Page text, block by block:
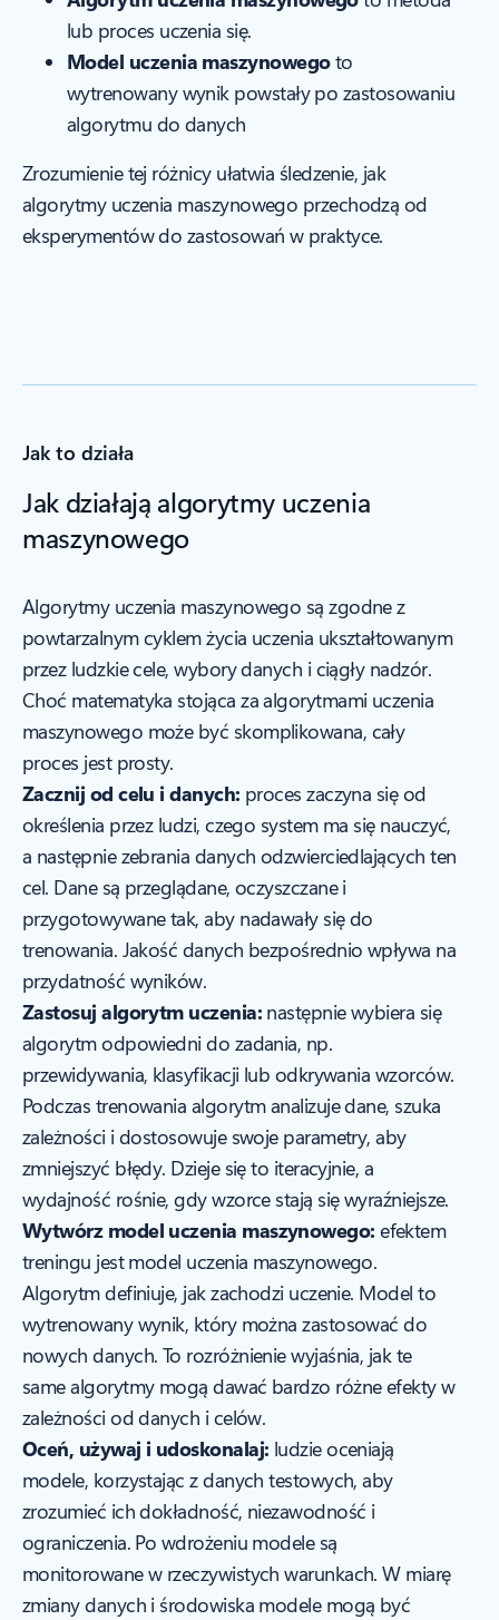
lub proces uczenia się.
Model uczenia maszynowegoto
wytrenowany wynik powstały po zastosowaniu
algorytmu do danych
Zrozumienie tej różnicy ułatwia śledzenie, jak
algorytmy uczenia maszynowego przechodzą od
eksperymentów do zastosowań w praktyce.
Jak to działa
Jak działają algorytmy uczenia
maszynowego
Algorytmy uczenia maszynowego są zgodne z
powtarzalnym cyklem życia uczenia ukształtowanym
przez ludzkie cele, wybory danych i ciągły nadzór.
Choć matematyka stojąca za algorytmami uczenia
maszynowego może być skomplikowana, cały
proces jest prosty.
Zacznij od celu i danych: proces zaczyna się od
określenia przez ludzi, czego system ma się nauczyć,
a następnie zebrania danych odzwierciedlających ten
cel. Dane są przeglądane, oczyszczane i
przygotowywane tak, aby nadawały się do
trenowania. Jakość danych bezpośrednio wpływa na
przydatność wyników.
Zastosuj algorytm uczenia: następnie wybiera się
algorytm odpowiedni do zadania, np.
przewidywania, klasyfikacji lub odkrywania wzorców.
Podczas trenowania algorytm analizuje dane, szuka
zależności i dostosowuje swoje parametry, aby
zmniejszyć błędy. Dzieje się to iteracyjnie, a
wydajność rośnie, gdy wzorce stają się wyraźniejsze.
Wytwórz model uczenia maszynowego:efektem
treningu jest model uczenia maszynowego.
Algorytm definiuje, jak zachodzi uczenie. Model to
wytrenowany wynik, który można zastosować do
nowych danych. To rozróżnienie wyjaśnia, jak te
same algorytmy mogą dawać bardzo różne efekty w
zależności od danych i celów.
Oceń, używaj i udoskonalaj: ludzie oceniają
modele, korzystając z danych testowych, aby
zrozumieć ich dokładność, niezawodność i
ograniczenia. Po wdrożeniu modele są
monitorowane w rzeczywistych warunkach. W miarę
zmiany danych i środowiska modele mogą być